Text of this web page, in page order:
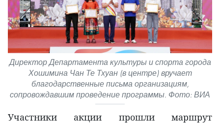
Директор Департамента культуры и спорта города
Хошимина Чан Те Тхуан (в центре) вручает
благодарственные письма организациям,
сопровождавшим проведение программы. Фото: ВИА
Участники акции прошли маршрут